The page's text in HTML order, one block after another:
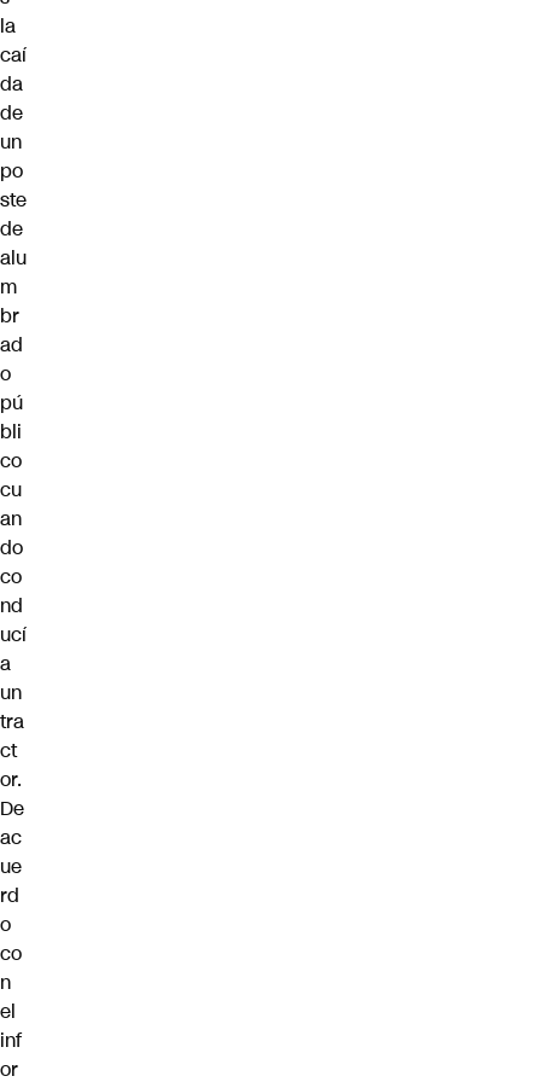
la
caí
da
de
un
po
ste
de
alu
m
br
ad
o
pú
bli
co
cu
an
do
co
nd
ucí
a
un
tra
ct
or.
De
ac
ue
rd
o
co
n
el
inf
or